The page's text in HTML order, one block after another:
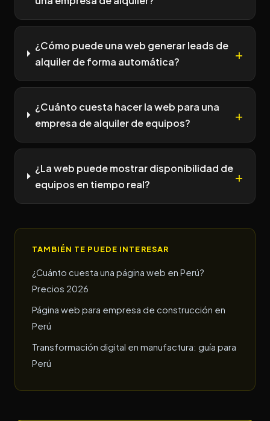
¿Cómo puede una web generar leads de
alquiler de forma automática?
¿Cuánto cuesta hacer la web para una
empresa de alquiler de equipos?
¿La web puede mostrar disponibilidad de
equipos en tiempo real?
TAMBIÉN TE PUEDE INTERESAR
¿Cuánto cuesta una página web en Perú?
Precios 2026
Página web para empresa de construcción en
Perú
Transformación digital en manufactura: guía para
Perú